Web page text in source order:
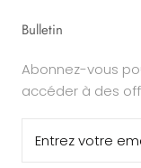
Bulletin
Abonnez-vous
accéder à des